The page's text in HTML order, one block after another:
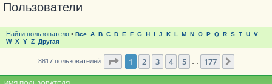
Пользователи
Найти пользователя • Все A B C D E F G H I J K L M N O P Q R S T U V
W X Y Z Другая
8817 пользователей Страница из 177
1 2 3 4 5 177